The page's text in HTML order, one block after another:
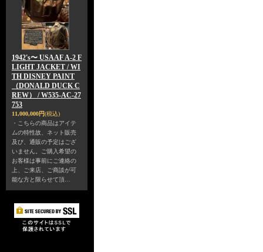
1942's〜 USAAF A-2 F
LIGHT JACKET / WI
TH DISNEY PAINT
（DONALD DUCK C
REW） / W535-AC-27
753
11,000,000円(税込)
・こちらの商品はアイテ
ムの特性故、ネット販売
及び、通販の予定はござ
いません。ご購入希望の
お客様は事前にご連絡の
上、ご来店、ご商談が可
能な方と限らせて頂…